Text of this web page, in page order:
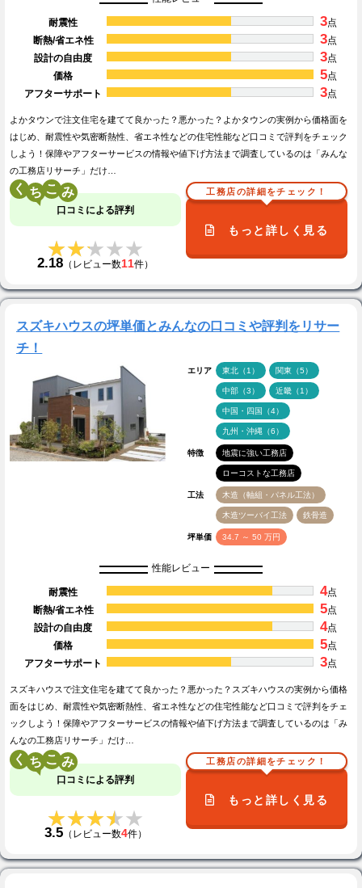
耐震性 3点
断熱/省エネ性
3点
設計の自由度
3点
価格
5点
アフターサポート
3点
よかタウンで注文住宅を建てて良かった？悪かった？よかタウンの実例から価格面を
はじめ、耐震性や気密断熱性、省エネ性などの住宅性能など口コミで評判をチェック
しよう！保障やアフターサービスの情報や値下げ方法まで調査しているのは「みんな
の工務店リサーチ」だけ…
く こ
口コミによる評判
★★★★★
★★★★★
2.18 （レビュー数11件）
工務店の詳細をチェック！
もっと詳しく見る
スズキハウスの坪単価とみんなの口コミや評判をリサー
チ！
エリア 東北（1） 関東（5）
中部（3） 近畿（1）
中国・四国（4）
九州・沖縄（6）
特徴 地震に強い工務店
ローコストな工務店
工法 木造（軸組・パネル工法）
木造ツーバイ工法 鉄骨造
坪単価 34.7 ～ 50 万円
性能レビュー
耐震性 4点
断熱/省エネ性
5点
設計の自由度
4点
価格
5点
アフターサポート
3点
スズキハウスで注文住宅を建てて良かった？悪かった？スズキハウスの実例から価格
面をはじめ、耐震性や気密断熱性、省エネ性などの住宅性能など口コミで評判をチェ
ックしよう！保障やアフターサービスの情報や値下げ方法まで調査しているのは「み
んなの工務店リサーチ」だけ…
く こ
口コミによる評判
★★★★★
★★★★★
3.5（レビュー数4件）
工務店の詳細をチェック！
もっと詳しく見る